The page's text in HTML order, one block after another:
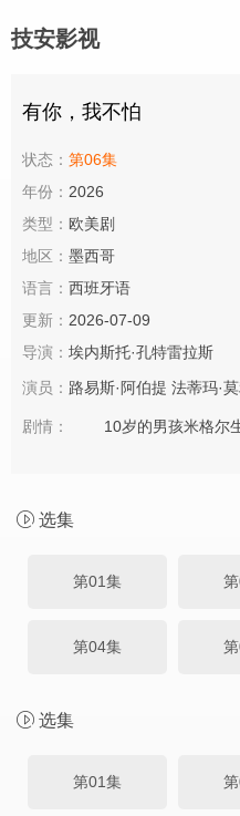
技安影视
有你，我不怕
状态： 第06集
年份： 2026
类型： 欧美剧
地区： 墨西哥
语言： 西班牙语
更新： 2026-07-09
导演： 埃内斯托·孔特雷拉斯
演员： 路易斯·阿伯提 法蒂玛·
剧情： 10岁的男孩米格尔生
选集
第01集
第04集
选集
第01集